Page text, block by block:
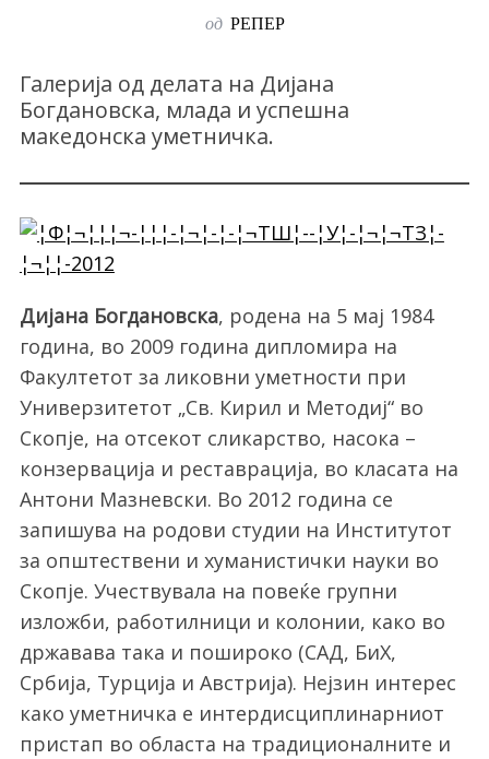
од РЕПЕР
Галерија од делата на Дијана
Богдановска, млада и успешна
македонска уметничка.
Дијана Богдановска, роденa на 5 мај 1984
година, во 2009 година дипломира на
Факултетот за ликовни уметности при
Универзитетот „Св. Кирил и Методиј“ во
Скопје, на отсекот сликарство, насока –
конзервација и реставрација, во класата на
Антони Мазневски. Во 2012 година се
запишува на родови студии на Институтот
за општествени и хуманистички науки во
Скопје. Учествувала на повеќе групни
изложби, работилници и колонии, како во
државава така и пошироко (САД, БиХ,
Србија, Турција и Австрија). Нејзин интерес
како уметничка е интердисциплинарниот
пристап во областа на традиционалните и